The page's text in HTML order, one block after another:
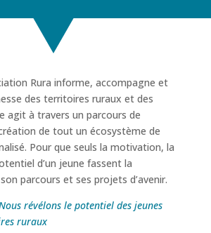
Rura informe, accompagne et
des territoires ruraux et des
agit à travers un parcours de
de tout un écosystème de
Pour que seuls la motivation, la
d’un jeune fassent la
parcours et ses projets d’avenir.
révélons le potentiel des jeunes
ruraux